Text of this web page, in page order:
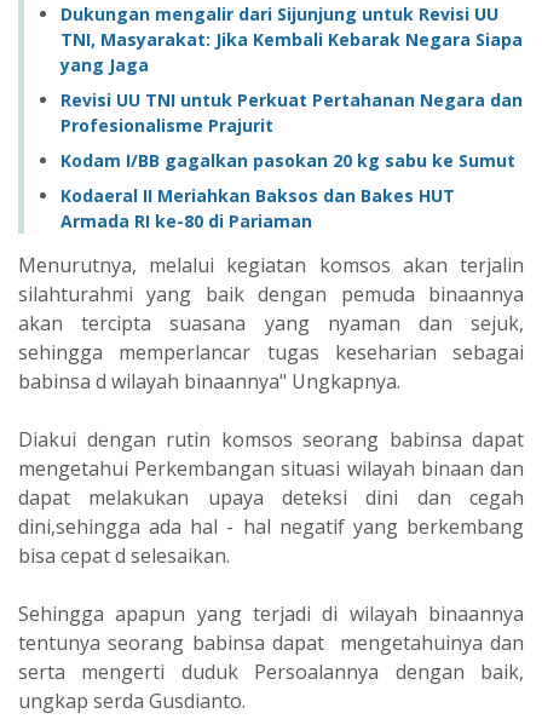
Dukungan mengalir dari Sijunjung untuk Revisi UU
TNI, Masyarakat: Jika Kembali Kebarak Negara Siapa
yang Jaga
Revisi UU TNI untuk Perkuat Pertahanan Negara dan
Profesionalisme Prajurit
Kodam I/BB gagalkan pasokan 20 kg sabu ke Sumut
Kodaeral II Meriahkan Baksos dan Bakes HUT
Armada RI ke-80 di Pariaman
Menurutnya, melalui kegiatan komsos akan terjalin
silahturahmi yang baik dengan pemuda binaannya
akan tercipta suasana yang nyaman dan sejuk,
sehingga memperlancar tugas keseharian sebagai
babinsa d wilayah binaannya" Ungkapnya.
Diakui dengan rutin komsos seorang babinsa dapat
mengetahui Perkembangan situasi wilayah binaan dan
dapat melakukan upaya deteksi dini dan cegah
dini,sehingga ada hal - hal negatif yang berkembang
bisa cepat d selesaikan.
Sehingga apapun yang terjadi di wilayah binaannya
tentunya seorang babinsa dapat mengetahuinya dan
serta mengerti duduk Persoalannya dengan baik,
ungkap serda Gusdianto.